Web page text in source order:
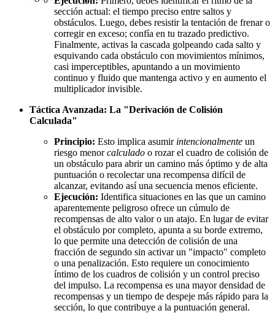
sección actual: el tiempo preciso entre saltos y
obstáculos. Luego, debes resistir la tentación de frenar o
corregir en exceso; confía en tu trazado predictivo.
Finalmente, activas la cascada golpeando cada salto y
esquivando cada obstáculo con movimientos mínimos,
casi imperceptibles, apuntando a un movimiento
continuo y fluido que mantenga activo y en aumento el
multiplicador invisible.
Táctica Avanzada: La "Derivación de Colisión
Calculada"
Principio: Esto implica asumir intencionalmente un
riesgo menorcalculado o rozar el cuadro de colisión de
un obstáculo para abrir un camino más óptimo y de alta
puntuación o recolectar una recompensa difícil de
alcanzar, evitando así una secuencia menos eficiente.
Ejecución: Identifica situaciones en las que un camino
aparentemente peligroso ofrece un cúmulo de
recompensas de alto valor o un atajo. En lugar de evitar
el obstáculo por completo, apunta a su borde extremo,
lo que permite una detección de colisión de una
fracción de segundo sin activar un "impacto" completo
o una penalización. Esto requiere un conocimiento
íntimo de los cuadros de colisión y un control preciso
del impulso. La recompensa es una mayor densidad de
recompensas y un tiempo de despeje más rápido para la
sección, lo que contribuye a la puntuación general.